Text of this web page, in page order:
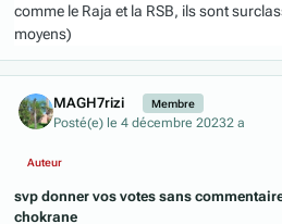
comme le Raja et la RSB, ils sont
moyens)
MAGH7rizi Membre
Posté(e) le 4 décembre 20232 a
Auteur
svp donner vos votes sans
chokrane